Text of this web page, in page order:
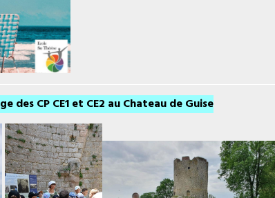
des CP CE1 et CE2 au Chateau de Guise